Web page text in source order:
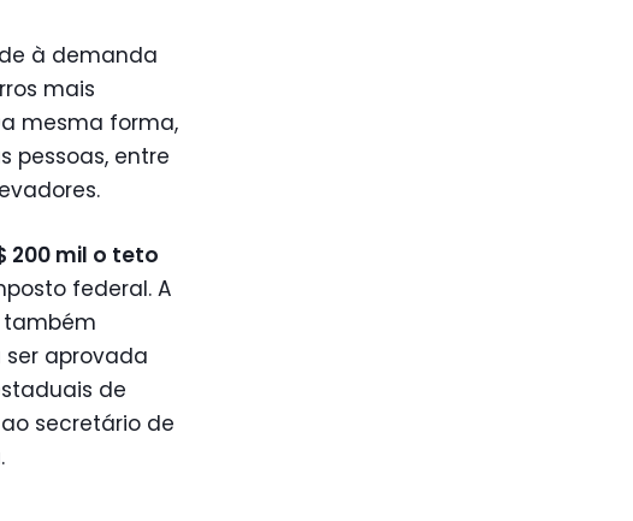
à demanda
mais
mesma forma,
pessoas, entre
200 mil o teto
federal. A
também
ser aprovada
de
secretário de